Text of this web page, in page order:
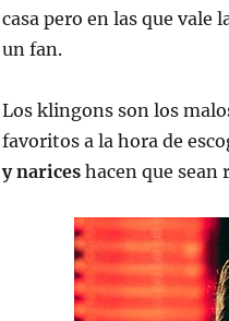
casa pero en las que vale
un fan.
Los klingons son los
favoritos a la hora de
y nariceshacen que sean